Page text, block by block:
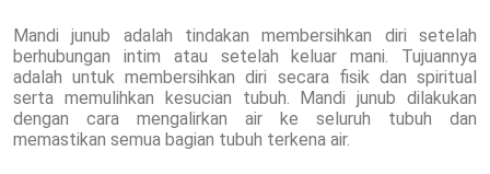
Mandi junub adalah tindakan membersihkan diri setelah
berhubungan intim atau setelah keluar mani. Tujuannya
adalah untuk membersihkan diri secara fisik dan spiritual
serta memulihkan kesucian tubuh. Mandi junub dilakukan
dengan cara mengalirkan air ke seluruh tubuh dan
memastikan semua bagian tubuh terkena air.